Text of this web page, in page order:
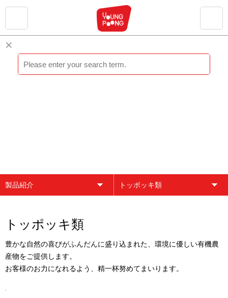
製品紹介 トッポッキ類
ブランド紹介
広報センター
チヂミ類
トッポッキ類
豊かな自然の喜びがふんだんに盛り込まれた、環境に優しい有機農
産物をご提供します。
お客様のお力になれるよう、精一杯努めてまいります。